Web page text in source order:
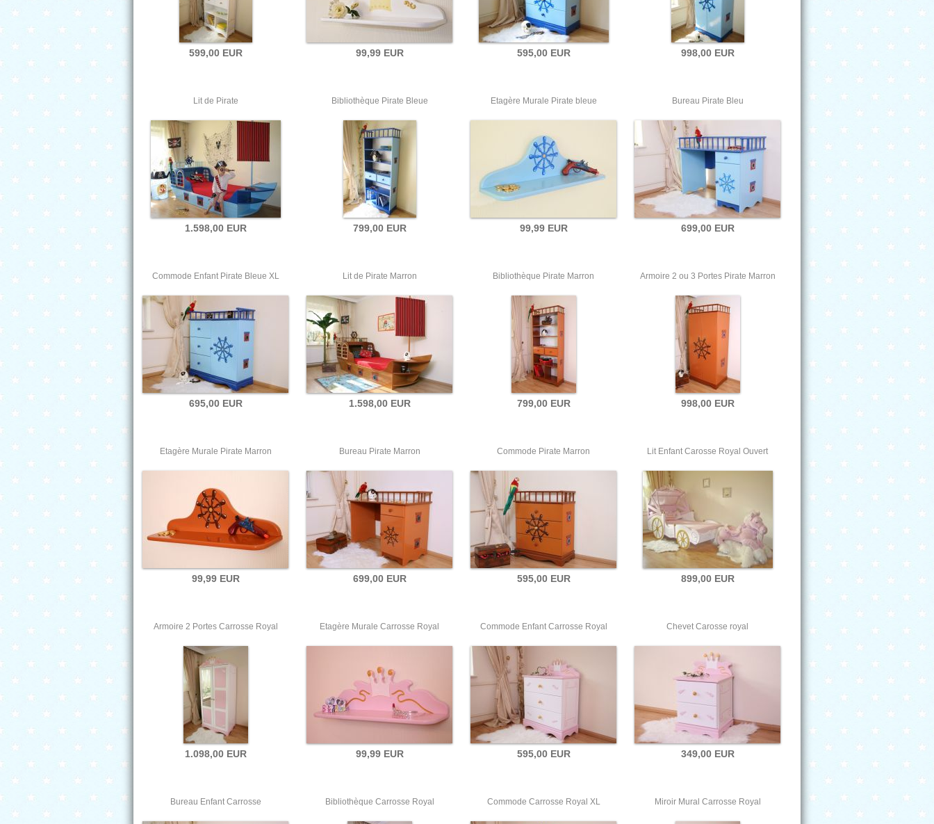
599,00 EUR 99,99 EUR 595,00 EUR 998,00 EUR
Lit de Pirate
1.598,00 EUR
Bibliothèque Pirate Bleue
799,00 EUR
Etagère Murale Pirate bleue
99,99 EUR
Bureau Pirate Bleu
699,00 EUR
Commode Enfant Pirate Bleue XL
695,00 EUR
Lit de Pirate Marron
1.598,00 EUR
Bibliothèque Pirate Marron
799,00 EUR
Armoire 2 ou 3 Portes Pirate Marron
998,00 EUR
Etagère Murale Pirate Marron
99,99 EUR
Bureau Pirate Marron
699,00 EUR
Commode Pirate Marron
595,00 EUR
Lit Enfant Carosse Royal Ouvert
899,00 EUR
Armoire 2 Portes Carrosse Royal
1.098,00 EUR
Etagère Murale Carrosse Royal
99,99 EUR
Commode Enfant Carrosse Royal
595,00 EUR
Chevet Carosse royal
349,00 EUR
Bureau Enfant Carrosse Bibliothèque Carrosse Royal Commode Carrosse Royal XL Miroir Mural Carrosse Royal